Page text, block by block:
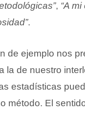
, “A
.
de ejemplo nos
la de nuestro
estadísticas
método. El